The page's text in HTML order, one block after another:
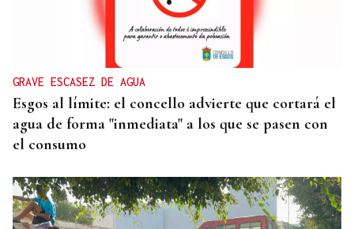
GRAVE ESCASEZ DE AGUA
Esgos al límite: el concello advierte que cortará el
agua de forma "inmediata" a los que se pasen con
el consumo